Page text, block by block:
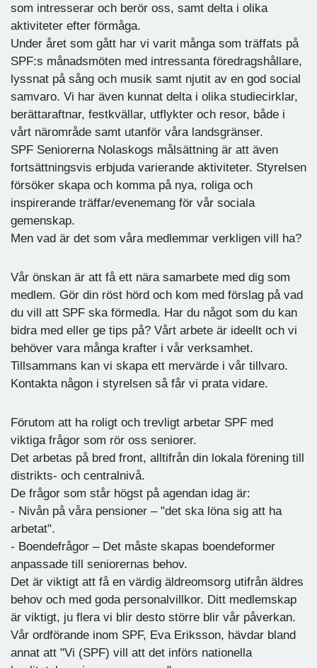
som intresserar och berör oss, samt delta i olika
aktiviteter efter förmåga.
Under året som gått har vi varit många som träffats på
SPF:s månadsmöten med intressanta föredragshållare,
lyssnat på sång och musik samt njutit av en god social
samvaro. Vi har även kunnat delta i olika studiecirklar,
berättaraftnar, festkvällar, utflykter och resor, både i
vårt närområde samt utanför våra landsgränser.
SPF Seniorerna Nolaskogs målsättning är att även
fortsättningsvis erbjuda varierande aktiviteter. Styrelsen
försöker skapa och komma på nya, roliga och
inspirerande träffar/evenemang för vår sociala
gemenskap.
Men vad är det som våra medlemmar verkligen vill ha?
Vår önskan är att få ett nära samarbete med dig som
medlem. Gör din röst hörd och kom med förslag på vad
du vill att SPF ska förmedla. Har du något som du kan
bidra med eller ge tips på? Vårt arbete är ideellt och vi
behöver vara många krafter i vår verksamhet.
Tillsammans kan vi skapa ett mervärde i vår tillvaro.
Kontakta någon i styrelsen så får vi prata vidare.
Förutom att ha roligt och trevligt arbetar SPF med
viktiga frågor som rör oss seniorer.
Det arbetas på bred front, alltifrån din lokala förening till
distrikts- och centralnivå.
De frågor som står högst på agendan idag är:
- Nivån på våra pensioner – "det ska löna sig att ha
arbetat".
- Boendefrågor – Det måste skapas boendeformer
anpassade till seniorernas behov.
Det är viktigt att få en värdig äldreomsorg utifrån äldres
behov och med goda personalvillkor. Ditt medlemskap
är viktigt, ju flera vi blir desto större blir vår påverkan.
Vår ordförande inom SPF, Eva Eriksson, hävdar bland
annat att "Vi (SPF) vill att det införs nationella